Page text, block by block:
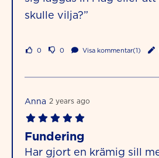
skulle vilja?”
0 0 Visa kommentar(1)
Anna 2 years ago
Fundering
Har gjort en krämig sill